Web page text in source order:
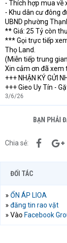
- Thích hợp mua về
- Khu dân cư đông
UBND phường
** Giá: 25 Tỷ còn
*** Gọi trực tiếp
Thọ Land.
(Miễn tiếp trung
Xin cảm ơn đã xem
+++ NHẬN KÝ GỬI
+++ Gieo Uy Tín -
3/6/26
BẠN PHẢI
Chia sẻ:
ĐỐI TÁC
» ỔN ÁP LIOA
» đăng tin rao vặt
» Vào Facebook